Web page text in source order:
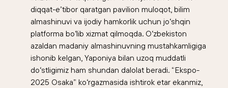
diqqat-e’tibor qaratgan pavilion muloqot, bilim
almashinuvi va ijodiy hamkorlik uchun jo‘shqin
platforma bo‘lib xizmat qilmoqda. O‘zbekiston
azaldan madaniy almashinuvning mustahkamligiga
ishonib kelgan, Yaponiya bilan uzoq muddatli
do‘stligimiz ham shundan dalolat beradi. “Ekspo-
2025 Osaka” ko‘rgazmasida ishtirok etar ekanmiz,